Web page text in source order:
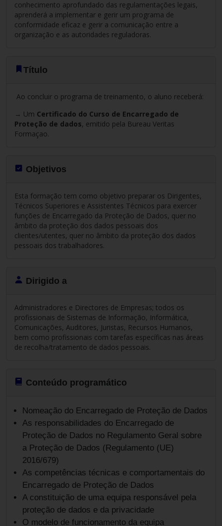
conhecimento aprofundado das regulamentações legais,
aprenderá a implementar e gerir um programa de
conformidade eficaz e gerir a comunicação entre a
organização e as autoridades reguladoras.
Título
Ao concluir o programa de treinamento, o aluno receberá:
→ Um Certificado do Curso de Encarregado de
Proteção de dados, emitido pela Bureau Veritas
Formaçao.
Objetivos
Esta formação tem como objetivo preparar os Dirigentes,
Técnicos Superiores e Assistentes Técnicos para exercer
funções de Encarregado da Proteção de Dados, quer no
âmbito da proteção dos dados pessoais dos
clientes/utentes, quer no âmbito da proteção dos dados
pessoais dos trabalhadores.
Dirigido a
Administradores e Directores de Empresas; todos os
profissionais de Sistemas de Informação, Informática,
Comunicações, Auditores, Juristas, Recursos Humanos,
bem como profissionais com tarefas específicas nas áreas
de recolha/tratamento de dados pessoais.
Conteúdo programático
Nomeação do Encarregado de Proteção de Dados
As responsabilidades do Encarregado de
Proteção de Dados no Regulamento Geral sobre
a Proteção de Dados (Regulamento (UE)
2016/679)
As competências técnicas e comportamentais do
Encarregado de Proteção de Dados
A constituição de uma equipa responsável pela
proteção de dados e da privacidade
O modelo de funcionamento da equipa